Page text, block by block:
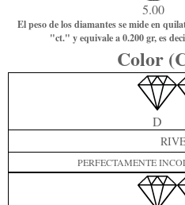
5.00
El peso de los diamantes se mide en
"ct." y equivale a 0.200 gr, es
Color
D
PERFECTAMENTE